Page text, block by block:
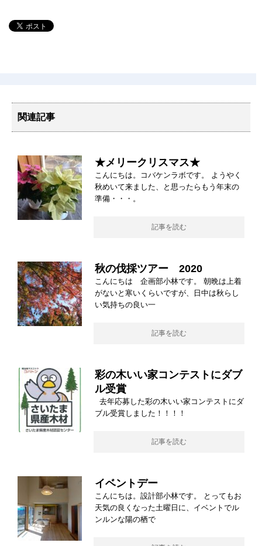
関連記事
★メリークリスマス★
こんにちは。コバケンラボです。 ようやく
秋めいて来ました、と思ったらもう年末の
準備・・・。
記事を読む
秋の伐採ツアー 2020
こんにちは 企画部小林です。 朝晩は上着
がないと寒いくらいですが、日中は秋らし
い気持ちの良い一
記事を読む
彩の木いい家コンテストにダブ
ル受賞
去年応募した彩の木いい家コンテストにダ
ブル受賞しました！！！！
記事を読む
イベントデー
こんにちは。設計部小林です。 とってもお
天気の良くなった土曜日に、イベントでル
ンルンな陽の栖で